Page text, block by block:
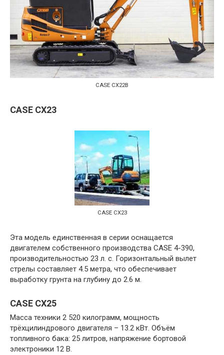
CASE CX22B
CASE CX23
CASE CX23
Эта модель единственная в серии оснащается
двигателем собственного производства CASE 4-390,
производительностью 23 л. с. Горизонтальный вылет
стрелы составляет 4.5 метра, что обеспечивает
выработку грунта на глубину до 2.6 м.
CASE CX25
Масса техники 2 520 килограмм, мощность
трёхцилиндрового двигателя – 13.2 кВт. Объём
топливного бака: 25 литров, напряжение бортовой
электроники 12 В.